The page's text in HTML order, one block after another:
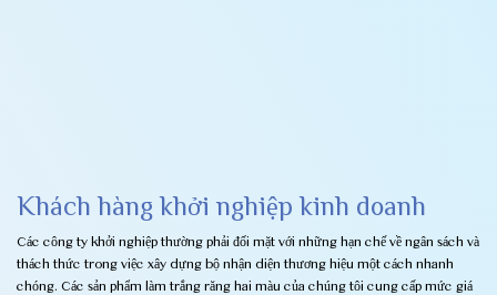
Khách hàng khởi nghiệp kinh doanh
Các công ty khởi nghiệp thường phải đối mặt với những hạn chế về ngân sách và
thách thức trong việc xây dựng bộ nhận diện thương hiệu một cách nhanh
chóng. Các sản phẩm làm trắng răng hai màu của chúng tôi cung cấp mức giá